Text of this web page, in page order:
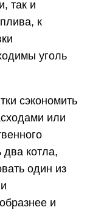
так и
к
уголь
сэкономить
или
два котла,
один из
и